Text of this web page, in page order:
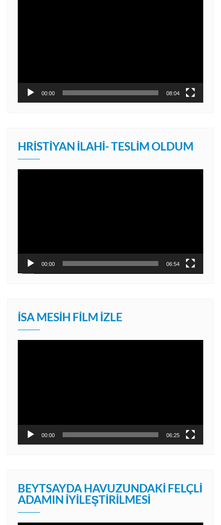
00:00 08:04
HRISTIYAN İLAHI- TESLIM OLDUM
00:00 06:54
İSA MESIH FILM İZLE
00:00 06:25
BEYTSAYDA HAVUZUNDAKI FELÇLI
ADAMIN İYILEŞTIRILMESI